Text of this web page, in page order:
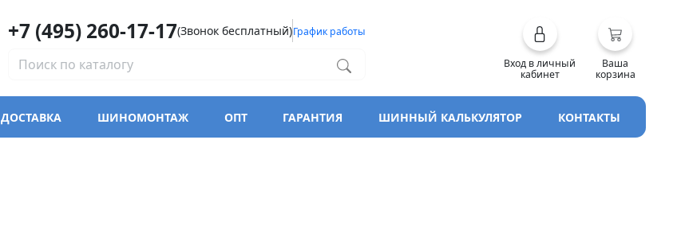
+7 (495) 260-17-17(Звонок бесплатный)График работы
Вход в личный
кабинет
Ваша
корзина
ДОСТАВКА ШИНОМОНТАЖ ОПТ ГАРАНТИЯ ШИННЫЙ КАЛЬКУЛЯТОР КОНТАКТЫ